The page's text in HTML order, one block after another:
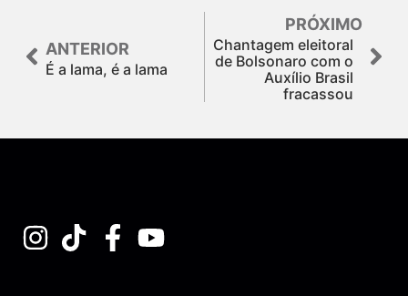
ANTERIOR
É a lama, é a lama
PRÓXIMO
Chantagem eleitoral
de Bolsonaro com o
Auxílio Brasil
fracassou